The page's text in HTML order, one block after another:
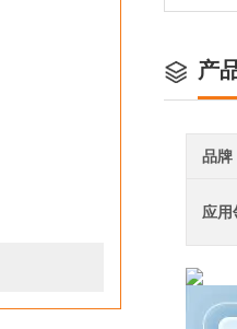
产
品牌
应用